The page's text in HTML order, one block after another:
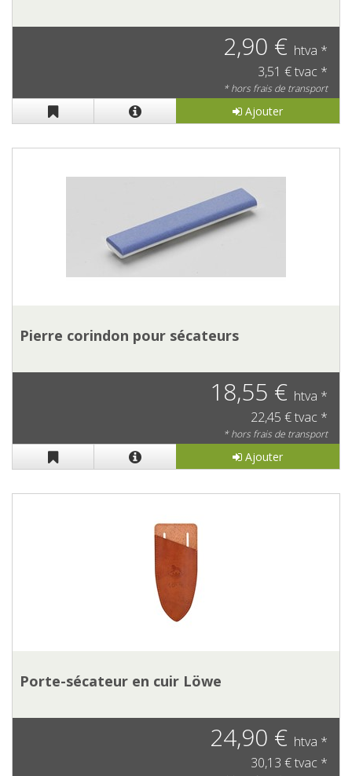
2,90 € htva *
3,51 € tvac *
* hors frais de transport
Ajouter
Pierre corindon pour sécateurs
18,55 € htva *
22,45 € tvac *
* hors frais de transport
Ajouter
Porte-sécateur en cuir Löwe
24,90 € htva *
30,13 € tvac *